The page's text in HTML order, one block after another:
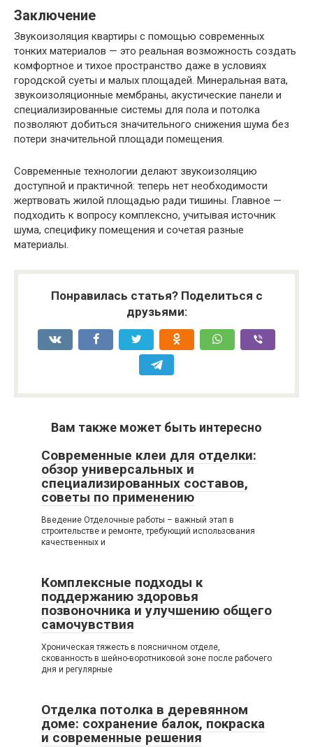
Заключение
Звукоизоляция квартиры с помощью современных
тонких материалов — это реальная возможность создать
комфортное и тихое пространство даже в условиях
городской суеты и малых площадей. Минеральная вата,
звукоизоляционные мембраны, акустические панели и
специализированные системы для пола и потолка
позволяют добиться значительного снижения шума без
потери значительной площади помещения.
Современные технологии делают звукоизоляцию
доступной и практичной: теперь нет необходимости
жертвовать жилой площадью ради тишины. Главное —
подходить к вопросу комплексно, учитывая источник
шума, специфику помещения и сочетая разные
материалы.
Понравилась статья? Поделиться с
друзьями:
Вам также может быть интересно
Современные клеи для отделки:
обзор универсальных и
специализированных составов,
советы по применению
Введение Отделочные работы – важный этап в
строительстве и ремонте, требующий использования
качественных и
Комплексные подходы к
поддержанию здоровья
позвоночника и улучшению общего
самочувствия
Хроническая тяжесть в поясничном отделе,
скованность в шейно-воротниковой зоне после рабочего
дня и регулярные
Отделка потолка в деревянном
доме: сохранение балок, покраска
и современные решения